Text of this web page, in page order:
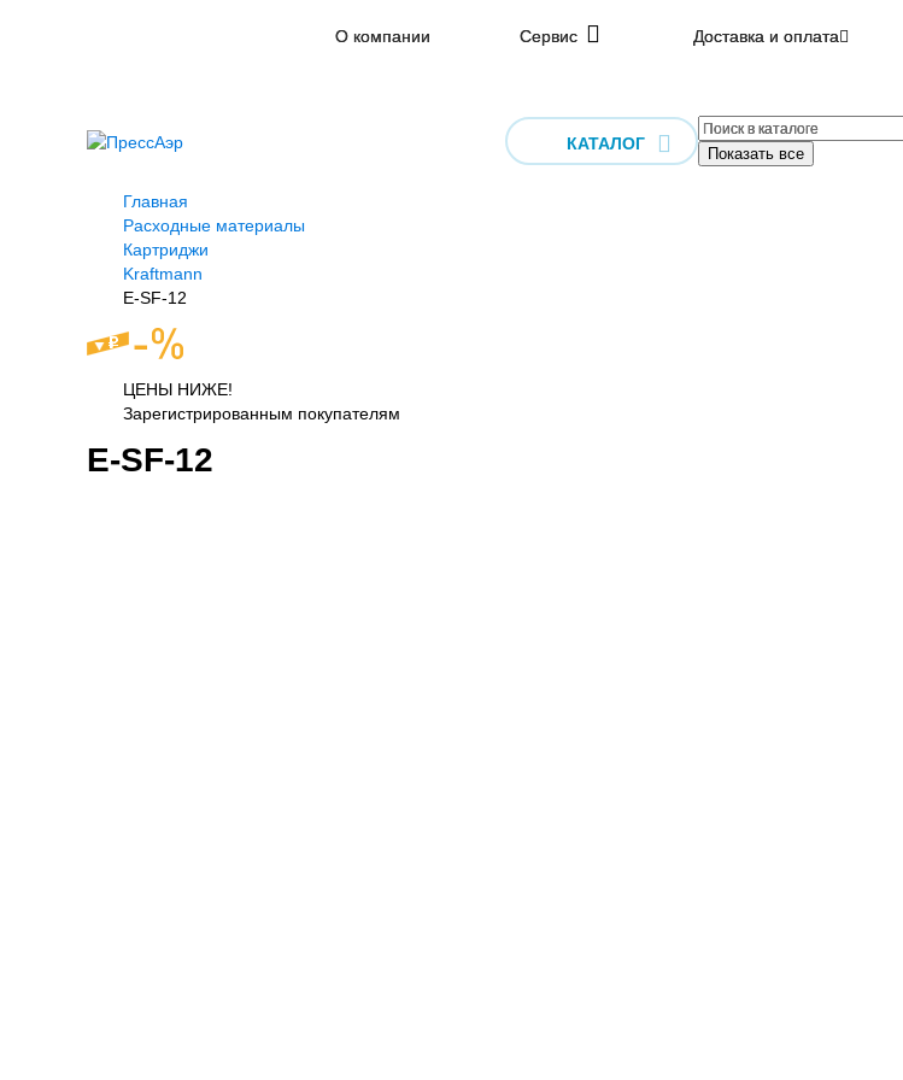
О компании Сервис Доставка и оплата
КАТАЛОГ
Показать все
Главная
Расходные материалы
Картриджи
Kraftmann
E-SF-12
ЦЕНЫ НИЖЕ!
Зарегистрированным покупателям
E-SF-12